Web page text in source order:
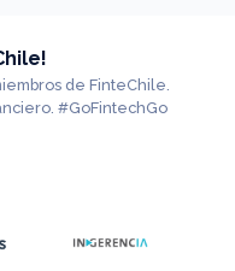
de FinteChile.
#GoFintechGo